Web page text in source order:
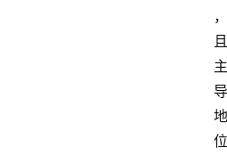
，
且
主
导
地
位